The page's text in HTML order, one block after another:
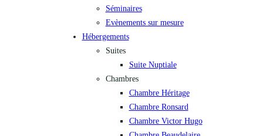
Séminaires
Evènements sur mesure
Hébergements
Suites
Suite Nuptiale
Chambres
Chambre Héritage
Chambre Ronsard
Chambre Victor Hugo